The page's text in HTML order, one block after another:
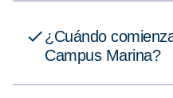
¿Cuándo
Campus Marina?